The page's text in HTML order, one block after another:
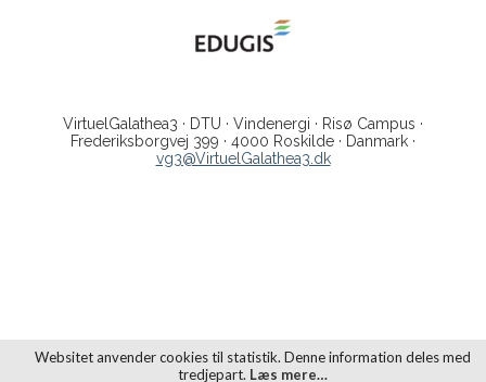
Websitet anvender cookies til statistik. Denne information deles med
tredjepart. Læs mere…
VirtuelGalathea3 · DTU · Vindenergi · Risø Campus ·
Frederiksborgvej 399 · 4000 Roskilde · Danmark ·
vg3@VirtuelGalathea3.dk